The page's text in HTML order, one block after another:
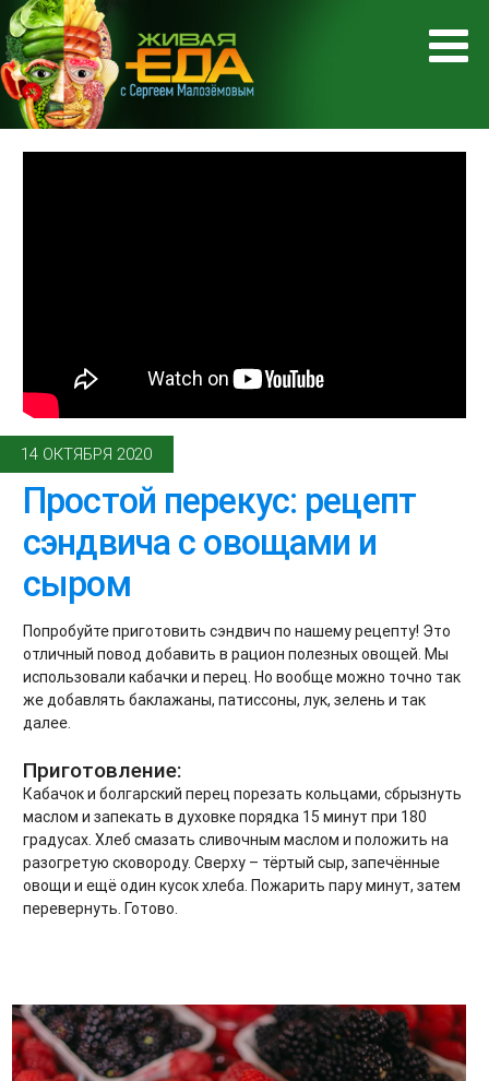
14 ОКТЯБРЯ 2020
Простой перекус: рецепт
сэндвича с овощами и
сыром
Попробуйте приготовить сэндвич по нашему рецепту! Это
отличный повод добавить в рацион полезных овощей. Мы
использовали кабачки и перец. Но вообще можно точно так
же добавлять баклажаны, патиссоны, лук, зелень и так
далее.
Приготовление:
Кабачок и болгарский перец порезать кольцами, сбрызнуть
маслом и запекать в духовке порядка 15 минут при 180
градусах. Хлеб смазать сливочным маслом и положить на
разогретую сковороду. Сверху – тёртый сыр, запечённые
овощи и ещё один кусок хлеба. Пожарить пару минут, затем
перевернуть. Готово.